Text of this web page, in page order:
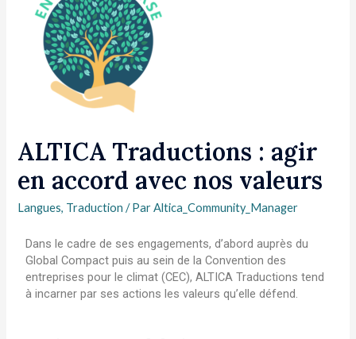
ALTICA Traductions : agir
en accord avec nos valeurs
Langues, Traduction / ParAltica_Community_Manager
Dans le cadre de ses engagements, d’abord auprès du
Global Compact puis au sein de la Convention des
entreprises pour le climat (CEC), ALTICA Traductions tend
à incarner par ses actions les valeurs qu’elle défend.